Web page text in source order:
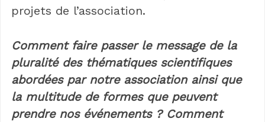
projets de l’association.
Comment faire passer le message de la
pluralité des thématiques scientifiques
abordées par notre association ainsi que
la multitude de formes que peuvent
prendre nos événements ? Comment